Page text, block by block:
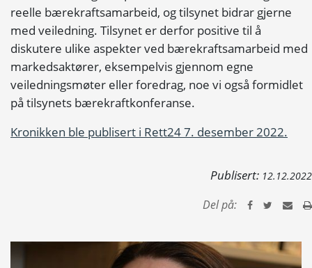
reelle bærekraftsamarbeid, og tilsynet bidrar gjerne
med veiledning. Tilsynet er derfor positive til å
diskutere ulike aspekter ved bærekraftsamarbeid med
markedsaktører, eksempelvis gjennom egne
veiledningsmøter eller foredrag, noe vi også formidlet
på tilsynets bærekraftkonferanse.
Kronikken ble publisert i Rett24 7. desember 2022.
Publisert: 12.12.2022
Del på: